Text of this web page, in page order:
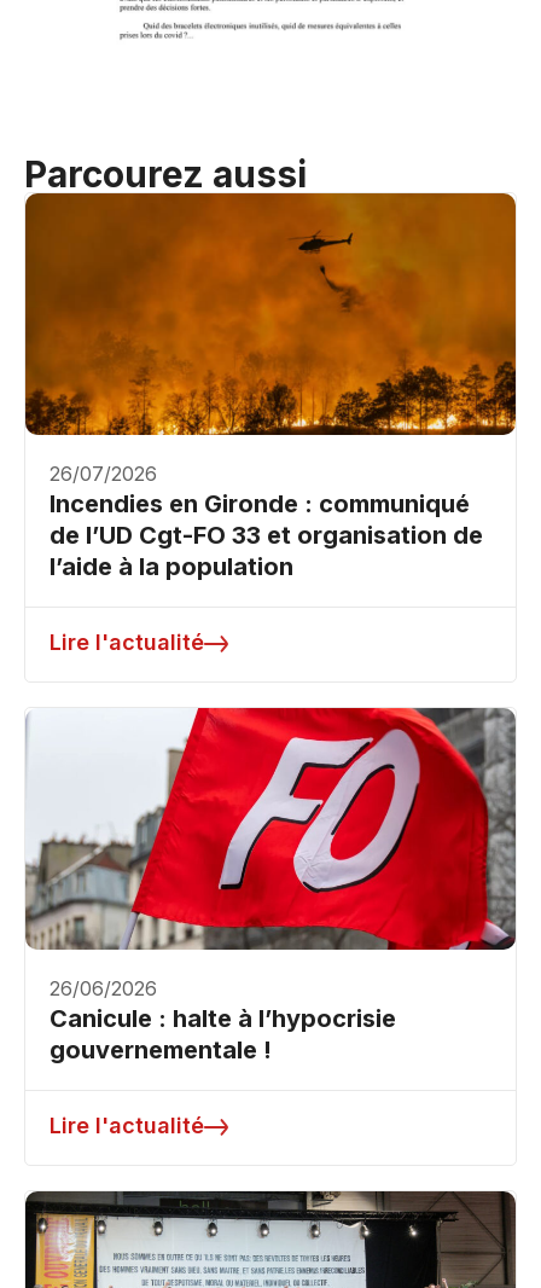
Parcourez aussi
26/07/2026
Incendies en Gironde : communiqué
de l’UD Cgt-FO 33 et organisation de
l’aide à la population
Lire l'actualité
26/06/2026
Canicule : halte à l’hypocrisie
gouvernementale !
Lire l'actualité